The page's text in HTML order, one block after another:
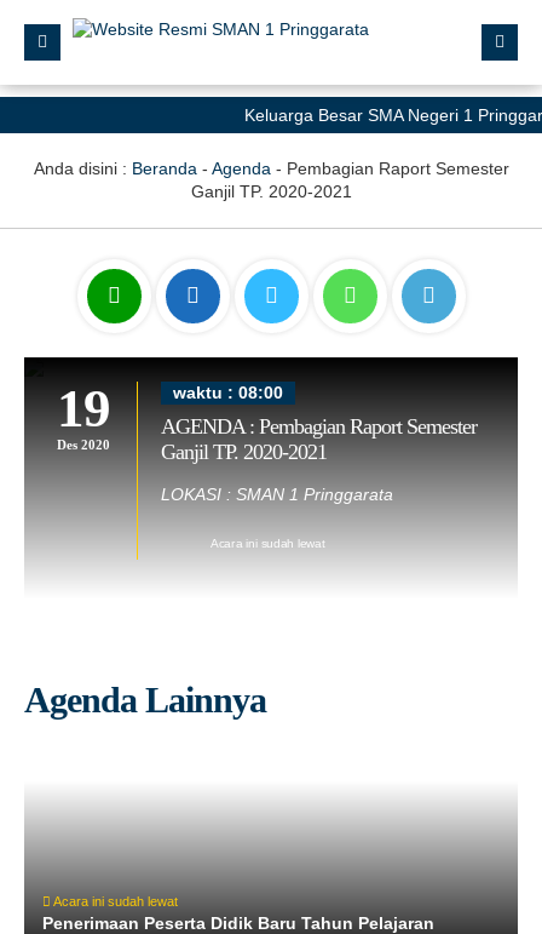
Keluarga Besar SMA Negeri 1
Anda disini : Beranda - Agenda - Pembagian Raport Semester
Ganjil TP. 2020-2021
19
Des 2020
waktu : 08:00
AGENDA : Pembagian Raport Semester
Ganjil TP. 2020-2021
LOKASI : SMAN 1 Pringgarata
Acara ini sudah lewat
Agenda Lainnya
Acara ini sudah lewat
Penerimaan Peserta Didik Baru Tahun Pelajaran